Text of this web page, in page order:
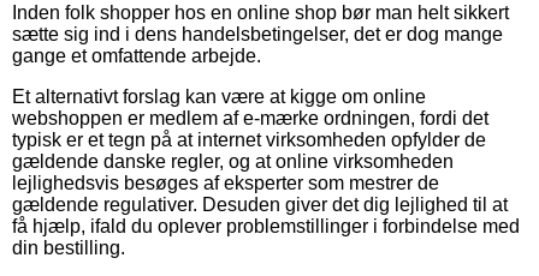
Inden folk shopper hos en online shop bør man helt sikkert
sætte sig ind i dens handelsbetingelser, det er dog mange
gange et omfattende arbejde.
Et alternativt forslag kan være at kigge om online
webshoppen er medlem af e-mærke ordningen, fordi det
typisk er et tegn på at internet virksomheden opfylder de
gældende danske regler, og at online virksomheden
lejlighedsvis besøges af eksperter som mestrer de
gældende regulativer. Desuden giver det dig lejlighed til at
få hjælp, ifald du oplever problemstillinger i forbindelse med
din bestilling.